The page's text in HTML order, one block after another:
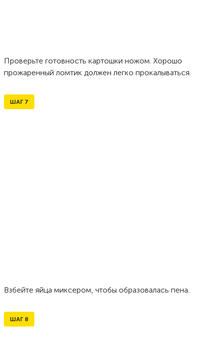
Проверьте готовность картошки ножом. Хорошо
прожаренный ломтик должен легко прокалываться.
ШАГ 7
Взбейте яйца миксером, чтобы образовалась пена.
ШАГ 8